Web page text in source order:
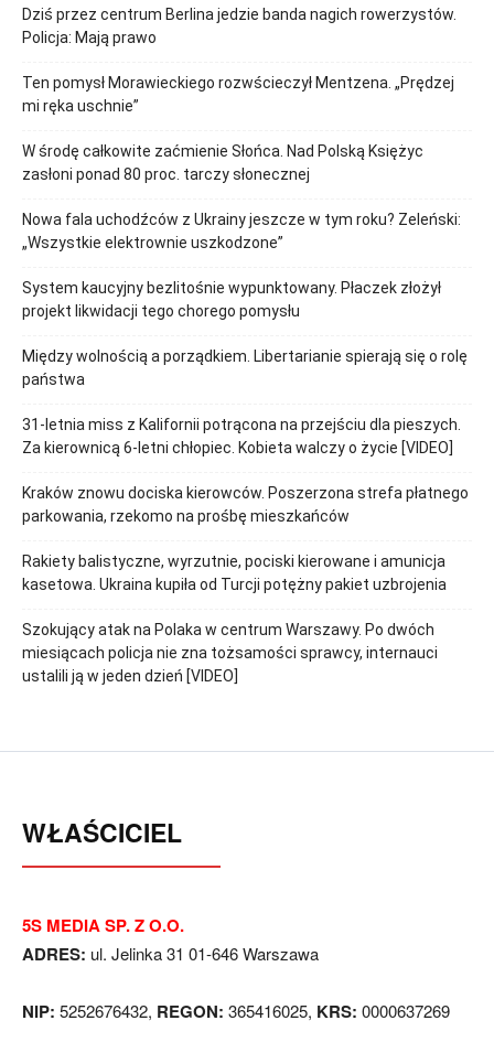
Dziś przez centrum Berlina jedzie banda nagich rowerzystów.
Policja: Mają prawo
Ten pomysł Morawieckiego rozwścieczył Mentzena. „Prędzej
mi ręka uschnie”
W środę całkowite zaćmienie Słońca. Nad Polską Księżyc
zasłoni ponad 80 proc. tarczy słonecznej
Nowa fala uchodźców z Ukrainy jeszcze w tym roku? Zeleński:
„Wszystkie elektrownie uszkodzone”
System kaucyjny bezlitośnie wypunktowany. Płaczek złożył
projekt likwidacji tego chorego pomysłu
Między wolnością a porządkiem. Libertarianie spierają się o rolę
państwa
31-letnia miss z Kalifornii potrącona na przejściu dla pieszych.
Za kierownicą 6-letni chłopiec. Kobieta walczy o życie [VIDEO]
Kraków znowu dociska kierowców. Poszerzona strefa płatnego
parkowania, rzekomo na prośbę mieszkańców
Rakiety balistyczne, wyrzutnie, pociski kierowane i amunicja
kasetowa. Ukraina kupiła od Turcji potężny pakiet uzbrojenia
Szokujący atak na Polaka w centrum Warszawy. Po dwóch
miesiącach policja nie zna tożsamości sprawcy, internauci
ustalili ją w jeden dzień [VIDEO]
WŁAŚCICIEL
5S MEDIA SP. Z O.O.
ADRES: ul. Jelinka 31 01-646 Warszawa
NIP: 5252676432, REGON: 365416025, KRS: 0000637269